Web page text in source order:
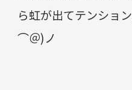
ら虹が出てテンショ
⌒＠)ノ